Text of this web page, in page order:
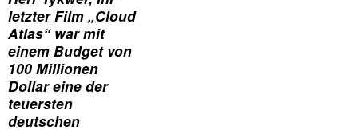
letzter Film „Cloud
Atlas“ war mit
einem Budget von
100 Millionen
Dollar eine der
teuersten
deutschen